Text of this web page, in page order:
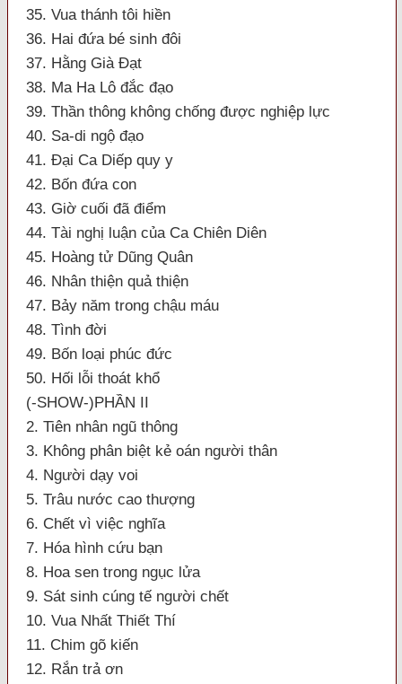
35. Vua thánh tôi hiền
36. Hai đứa bé sinh đôi
37. Hằng Già Đạt
38. Ma Ha Lô đắc đạo
39. Thần thông không chống được nghiệp lực
40. Sa-di ngộ đạo
41. Đại Ca Diếp quy y
42. Bốn đứa con
43. Giờ cuối đã điểm
44. Tài nghị luận của Ca Chiên Diên
45. Hoàng tử Dũng Quân
46. Nhân thiện quả thiện
47. Bảy năm trong chậu máu
48. Tình đời
49. Bốn loại phúc đức
50. Hối lỗi thoát khổ
(-SHOW-)PHẦN II
2. Tiên nhân ngũ thông
3. Không phân biệt kẻ oán người thân
4. Người dạy voi
5. Trâu nước cao thượng
6. Chết vì việc nghĩa
7. Hóa hình cứu bạn
8. Hoa sen trong ngục lửa
9. Sát sinh cúng tế người chết
10. Vua Nhất Thiết Thí
11. Chim gõ kiến
12. Rắn trả ơn